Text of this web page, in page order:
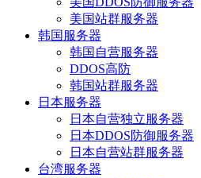
美国站群服务器
韩国服务器
韩国自营服务器
DDOS高防
韩国站群服务器
日本服务器
日本自营独立服务器
日本DDOS防御服务器
日本自营站群服务器
台湾服务器